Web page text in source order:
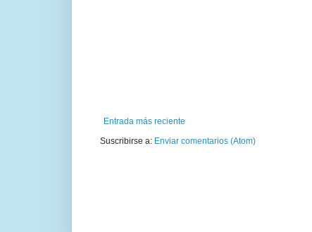
Entrada más reciente
Suscribirse a: Enviar comentarios (Atom)